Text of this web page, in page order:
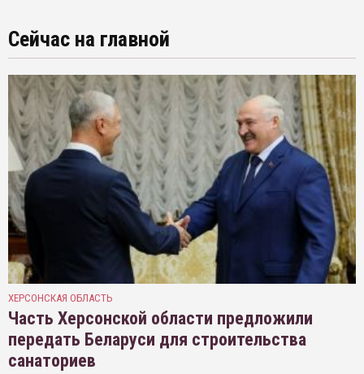
Сейчас на главной
ХЕРСОНСКАЯ ОБЛАСТЬ
Часть Херсонской области предложили
передать Беларуси для строительства
санаториев